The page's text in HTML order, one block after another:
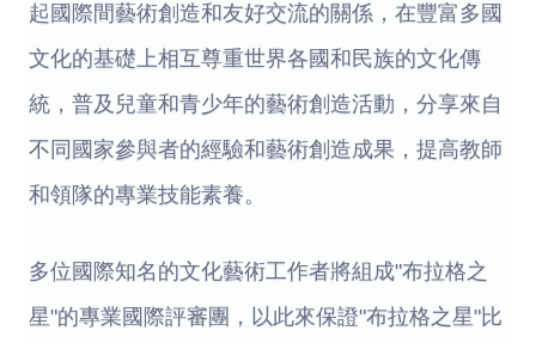
起國際間藝術創造和友好交流的關係，在豐富多國
文化的基礎上相互尊重世界各國和民族的文化傳
統，普及兒童和青少年的藝術創造活動，分享來自
不同國家參與者的經驗和藝術創造成果，提高教師
和領隊的專業技能素養。
多位國際知名的文化藝術工作者將組成"布拉格之
星"的專業國際評審團，以此來保證"布拉格之星"比